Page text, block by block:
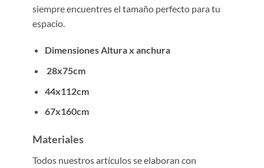
siempre encuentres el tamaño perfecto para tu
espacio.
Dimensiones Altura x anchura
28x75cm
44x112cm
67x160cm
Materiales
Todos nuestros artículos se elaboran con